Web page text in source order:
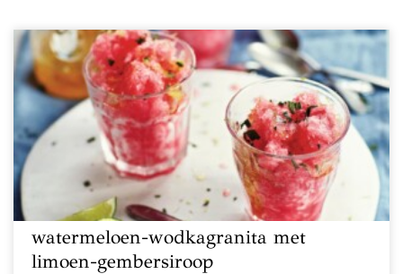
watermeloen-wodkagranita met
limoen-gembersiroop